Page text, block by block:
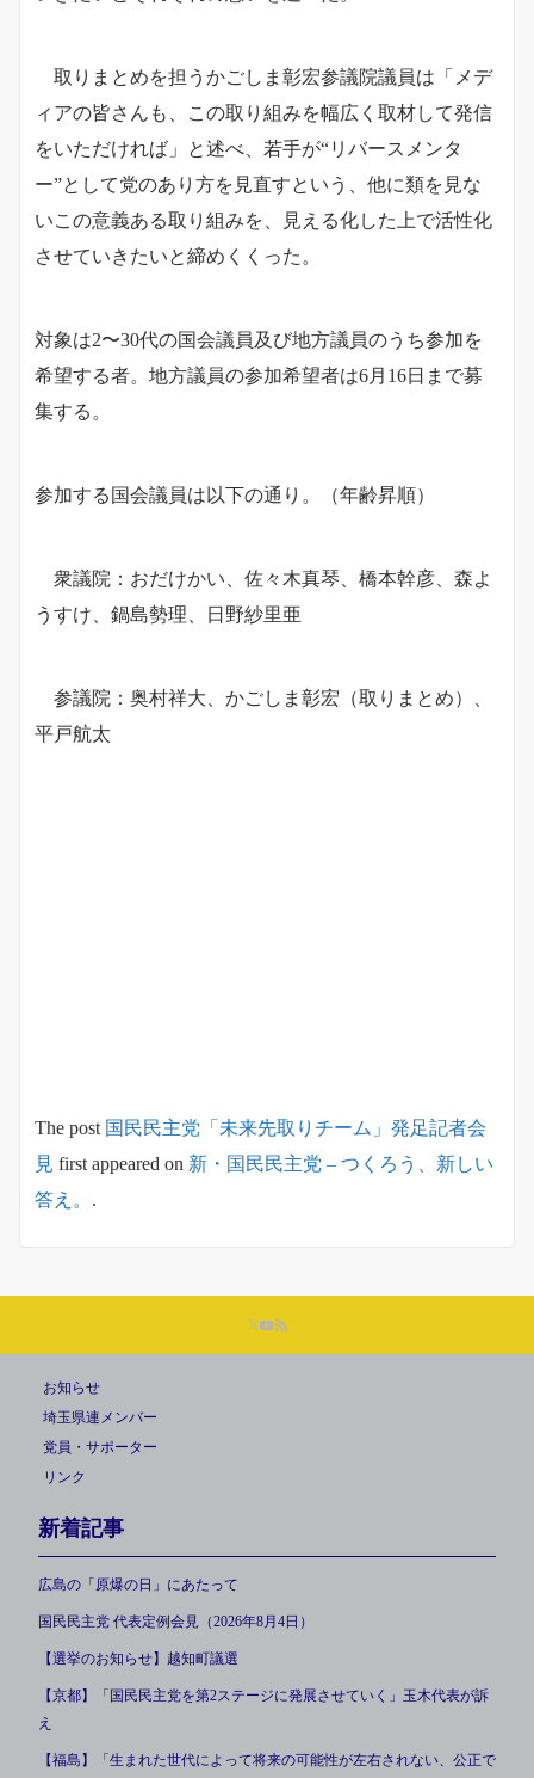
取りまとめを担うかごしま彰宏参議院議員は「メデ
ィアの皆さんも、この取り組みを幅広く取材して発信
をいただければ」と述べ、若手が“リバースメンタ
ー”として党のあり方を見直すという、他に類を見な
いこの意義ある取り組みを、見える化した上で活性化
させていきたいと締めくくった。
対象は2〜30代の国会議員及び地方議員のうち参加を
希望する者。地方議員の参加希望者は6月16日まで募
集する。
参加する国会議員は以下の通り。（年齢昇順）
衆議院：おだけかい、佐々木真琴、橋本幹彦、森よ
うすけ、鍋島勢理、日野紗里亜
参議院：奥村祥大、かごしま彰宏（取りまとめ）、
平戸航太
The post 国民民主党「未来先取りチーム」発足記者会
見 first appeared on 新・国民民主党 – つくろう、新しい
答え。 .
お知らせ
埼玉県連メンバー
党員・サポーター
リンク
新着記事
広島の「原爆の日」にあたって
国民民主党 代表定例会見（2026年8月4日）
【選挙のお知らせ】越知町議選
【京都】「国民民主党を第2ステージに発展させていく」玉木代表が訴
え
【福島】「生まれた世代によって将来の可能性が左右されない、公正で